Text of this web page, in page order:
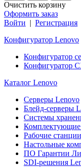
Очистить корзину
Оформить заказ
Войти | Регистрация
Конфигуратор Lenovo
Конфигуратор
Конфигуратор
Каталог Lenovo
Серверы Lenovo
Блейд-серверы
Системы
Рабочие
Настольные
ПО Гарантии
SDI-решения